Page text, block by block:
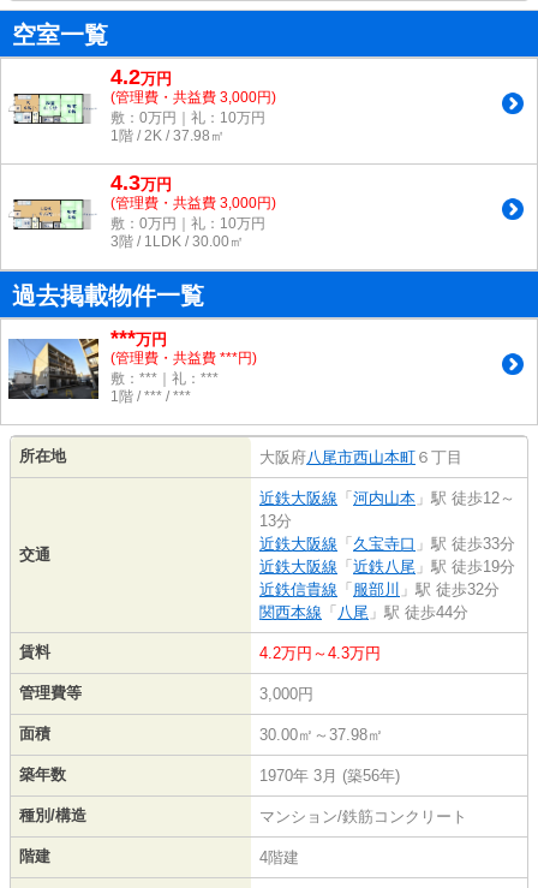
空室一覧
4.2万円
(管理費・共益費 3,000円)
敷：0万円｜礼：10万円
1階 / 2K / 37.98㎡
4.3万円
(管理費・共益費 3,000円)
敷：0万円｜礼：10万円
3階 / 1LDK / 30.00㎡
過去掲載物件一覧
***万円
(管理費・共益費 ***円)
敷：***｜礼：***
1階 / *** / ***
所在地 大阪府八尾市西山本町 ６丁目
交通
近鉄大阪線 「 河内山本 」駅 徒歩12～
13分
近鉄大阪線 「 久宝寺口 」駅 徒歩33分
近鉄大阪線 「 近鉄八尾 」駅 徒歩19分
近鉄信貴線 「 服部川 」駅 徒歩32分
関西本線 「 八尾 」駅 徒歩44分
賃料 4.2万円～4.3万円
管理費等 3,000円
面積 30.00㎡～37.98㎡
築年数 1970年 3月 (築56年)
種別/構造 マンション/鉄筋コンクリート
階建 4階建